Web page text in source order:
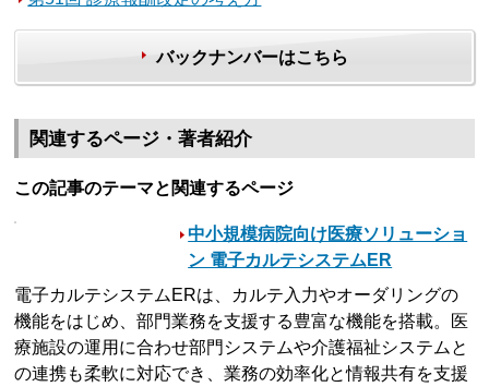
バックナンバーはこちら
関連するページ・著者紹介
この記事のテーマと関連するページ
中小規模病院向け医療ソリューショ
ン 電子カルテシステムER
電子カルテシステムERは、カルテ入力やオーダリングの
機能をはじめ、部門業務を支援する豊富な機能を搭載。医
療施設の運用に合わせ部門システムや介護福祉システムと
の連携も柔軟に対応でき、業務の効率化と情報共有を支援